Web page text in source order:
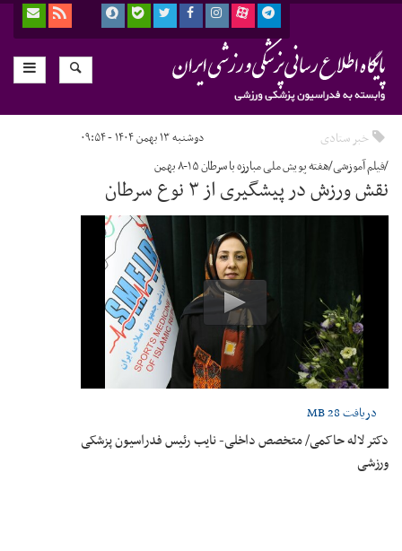
خبر ستادی دوشنبه ۱۳ بهمن ۱۴۰۴ - ۰۹:۵۴
/فیلم آموزشی/هفته پویش ملی مبارزه با سرطان ۱۵-۸ بهمن
نقش ورزش در پیشگیری از ۳ نوع سرطان
دریافت28 MB
دکتر لاله حاکمی/ متخصص داخلی- نایب رئیس فدراسیون پزشکی
ورزشی